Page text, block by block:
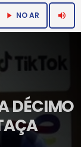
play_arrow NO AR volume_up
DÉCIMO